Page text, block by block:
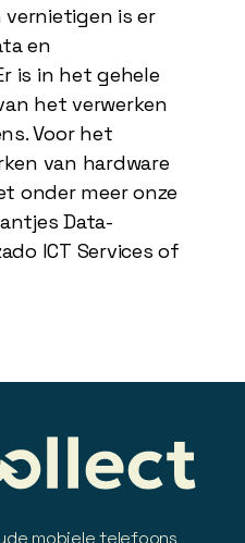
is er
en
is in het gehele
het verwerken
Voor het
van hardware
onder meer onze
Data-
ICT Services of
mobiele telefoons